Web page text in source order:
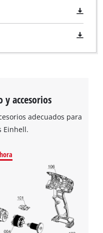
consentimiento para
Google Maps!
permitted to load due
CMP to add this content
technologies used.
Usercentrics Consent
Platform
y accesorios
adecuados para
Einhell.